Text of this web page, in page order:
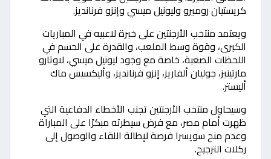
كريستيان روميرو وليونيل ميسي وإنزو فرنانديز.
ويعتمد منتخب الأرجنتين على خبرة لاعبيه في المباريات
الكبرى، وقوة وسط الملعب، والقدرة على الحسم في
اللحظات الصعبة، خاصة مع وجود ليونيل ميسي، لاوتارو
مارتينيز، جوليان ألفاريز، إنزو فرنانديز، وأليكسيس ماك
أليستر.
وسيحاول منتخب الأرجنتين تجنب الأخطاء الدفاعية التي
ظهرت أمام مصر، مع فرض سيطرته مبكرًا على المباراة
وعدم منح سويسرا فرصة لإطالة اللقاء والوصول إلى
ركلات الترجيح.